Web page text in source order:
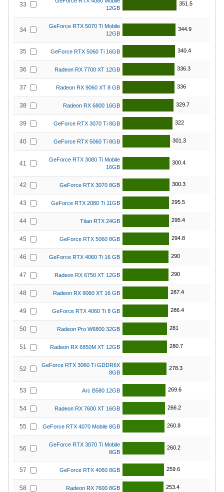
33
12GB
351.5
34
GeForce RTX 5070 Ti Mobile
12GB
344.9
35 GeForce RTX 5060 Ti 16GB 340.4
36 Radeon RX 7700 XT 12GB 336.3
37 Radeon RX 9060 XT 8 GB 336
38 Radeon RX 6800 16GB 329.7
39 GeForce RTX 3070 Ti 8GB 322
40 GeForce RTX 5060 Ti 8GB 301.3
41
GeForce RTX 3080 Ti Mobile
16GB
300.4
42 GeForce RTX 3070 8GB 300.3
43 GeForce RTX 2080 Ti 11GB 295.5
44 Titan RTX 24GB 295.4
45 GeForce RTX 5060 8GB 294.8
46 GeForce RTX 4060 Ti 16 GB 290
47 Radeon RX 6750 XT 12GB 290
48 Radeon RX 9060 XT 16 GB 287.4
49 GeForce RTX 4060 Ti 8 GB 286.4
50 Radeon Pro W6800 32GB 281
51 Radeon RX 6850M XT 12GB 280.7
52
GeForce RTX 3060 Ti GDDR6X
8GB
278.3
53 Arc B580 12GB 269.6
54 Radeon RX 7600 XT 16GB 266.2
55 GeForce RTX 4070 Mobile 8GB 260.8
56
GeForce RTX 3070 Ti Mobile
8GB
260.2
57 GeForce RTX 4060 8GB 259.6
58 Radeon RX 7600 8GB 253.4